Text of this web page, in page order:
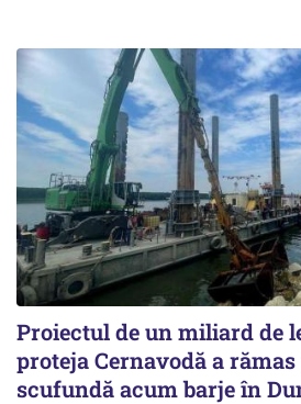
Proiectul de un miliard de
proteja Cernavodă a
scufundă acum barje în